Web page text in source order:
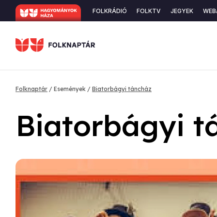
Ugrás
a
Secondary
FOLKRÁDIÓ FOLKTV JEGYEK
Morzsa
Folknaptár Események Biatorbágyi táncház
Biatorbágyi